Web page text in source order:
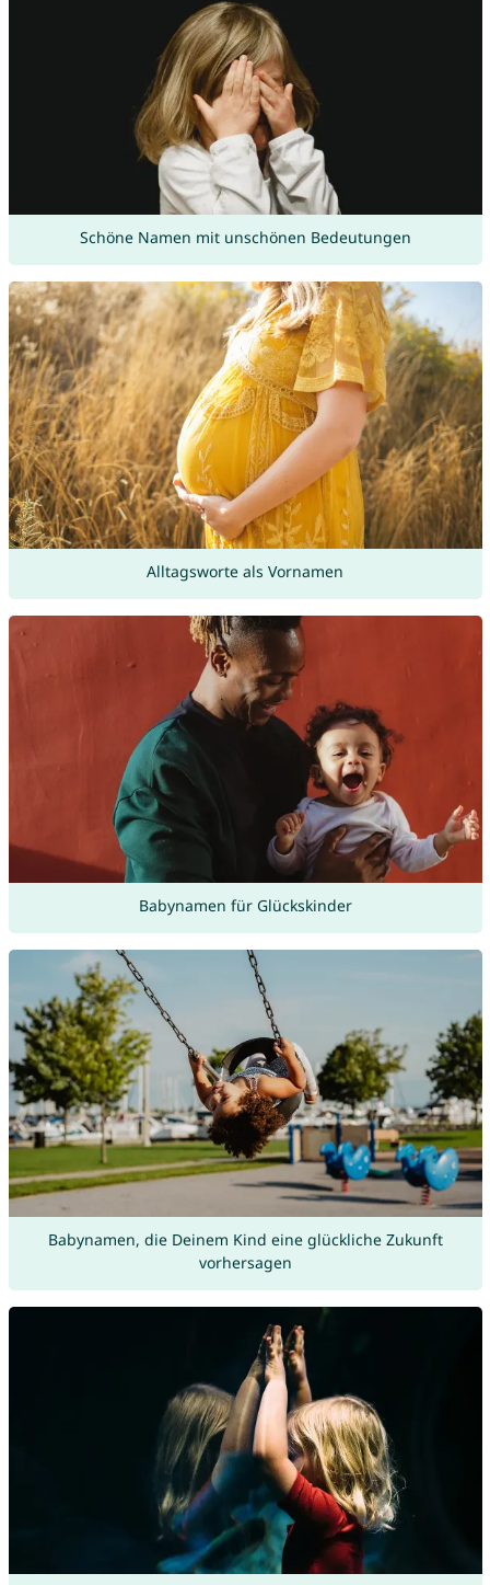
Schöne Namen mit unschönen Bedeutungen
Alltagsworte als Vornamen
Babynamen für Glückskinder
Babynamen, die Deinem Kind eine glückliche Zukunft
vorhersagen